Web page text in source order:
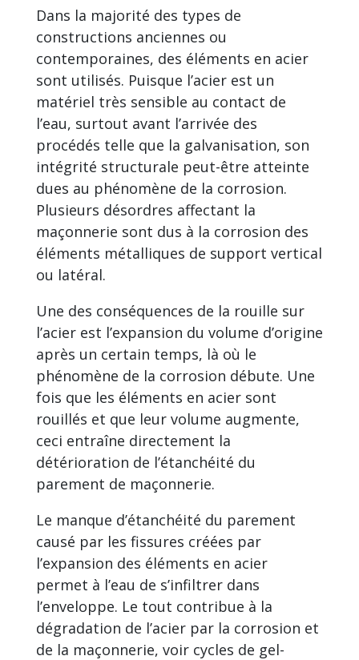
Dans la majorité des types de
constructions anciennes ou
contemporaines, des éléments en acier
sont utilisés. Puisque l’acier est un
matériel très sensible au contact de
l’eau, surtout avant l’arrivée des
procédés telle que la galvanisation, son
intégrité structurale peut-être atteinte
dues au phénomène de la corrosion.
Plusieurs désordres affectant la
maçonnerie sont dus à la corrosion des
éléments métalliques de support vertical
ou latéral.
Une des conséquences de la rouille sur
l’acier est l’expansion du volume d’origine
après un certain temps, là où le
phénomène de la corrosion débute. Une
fois que les éléments en acier sont
rouillés et que leur volume augmente,
ceci entraîne directement la
détérioration de l’étanchéité du
parement de maçonnerie.
Le manque d’étanchéité du parement
causé par les fissures créées par
l’expansion des éléments en acier
permet à l’eau de s’infiltrer dans
l’enveloppe. Le tout contribue à la
dégradation de l’acier par la corrosion et
de la maçonnerie, voir cycles de gel-